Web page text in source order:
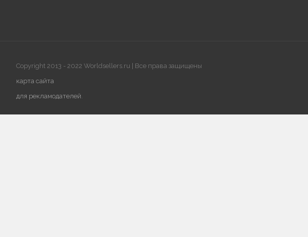
Copyright 2013 - 2022 Worldsellers.ru | Все права защищены
карта сайта
для рекламодателей